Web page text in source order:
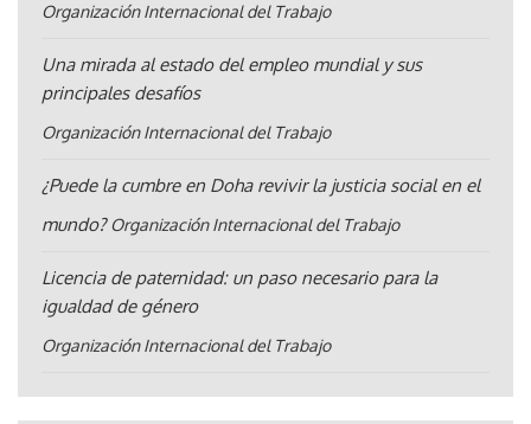
Organización Internacional del Trabajo
Una mirada al estado del empleo mundial y sus
principales desafíos
Organización Internacional del Trabajo
¿Puede la cumbre en Doha revivir la justicia social en el
mundo? Organización Internacional del Trabajo
Licencia de paternidad: un paso necesario para la
igualdad de género
Organización Internacional del Trabajo